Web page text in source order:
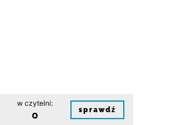
w czytelni:
0 sprawdź